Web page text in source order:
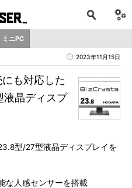
ミニPC
2023年11月15日
も対応した
液晶ディスプ
型/27型液晶ディスプレイを
な人感センサーを搭載